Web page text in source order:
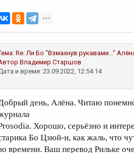
Re: Ли Бо "Взмахнув рукавами..."
Владимир Старшов
и время: 23.09.2022, 12:54:14
день, Алёна. Читаю
Хорошо, серьёзно и
Бо Цзюй-и, как жаль, что
времени. Ваш перевод Рильке